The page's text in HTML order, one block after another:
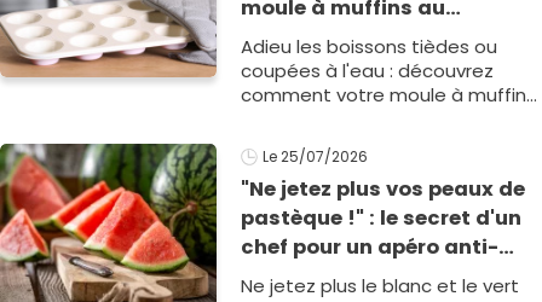
moule à muffins au
congélateur ? Cette astuce
va sauver vos apéros d’été !
Adieu les boissons tièdes ou
coupées à l'eau : découvrez
comment votre moule à muffins
véritables cocktails d'ét&eacut1
Le 25/07/2026
"Ne jetez plus vos peaux de
pastèque !" : le secret d'un
chef pour un apéro anti-
gaspi prêt en 10 minutes
Ne jetez plus le blanc et le vert